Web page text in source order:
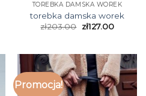
TOREBKA DAMSKA WOREK
torebka damska worek
zł203.00 zł127.00
Promocja!